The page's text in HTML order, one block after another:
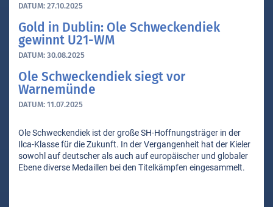
DATUM: 27.10.2025
Gold in Dublin: Ole Schweckendiek
gewinnt U21-WM
DATUM: 30.08.2025
Ole Schweckendiek siegt vor
Warnemünde
DATUM: 11.07.2025
Ole Schweckendiek ist der große SH-Hoffnungsträger in der
Ilca-Klasse für die Zukunft. In der Vergangenheit hat der Kieler
sowohl auf deutscher als auch auf europäischer und globaler
Ebene diverse Medaillen bei den Titelkämpfen eingesammelt.